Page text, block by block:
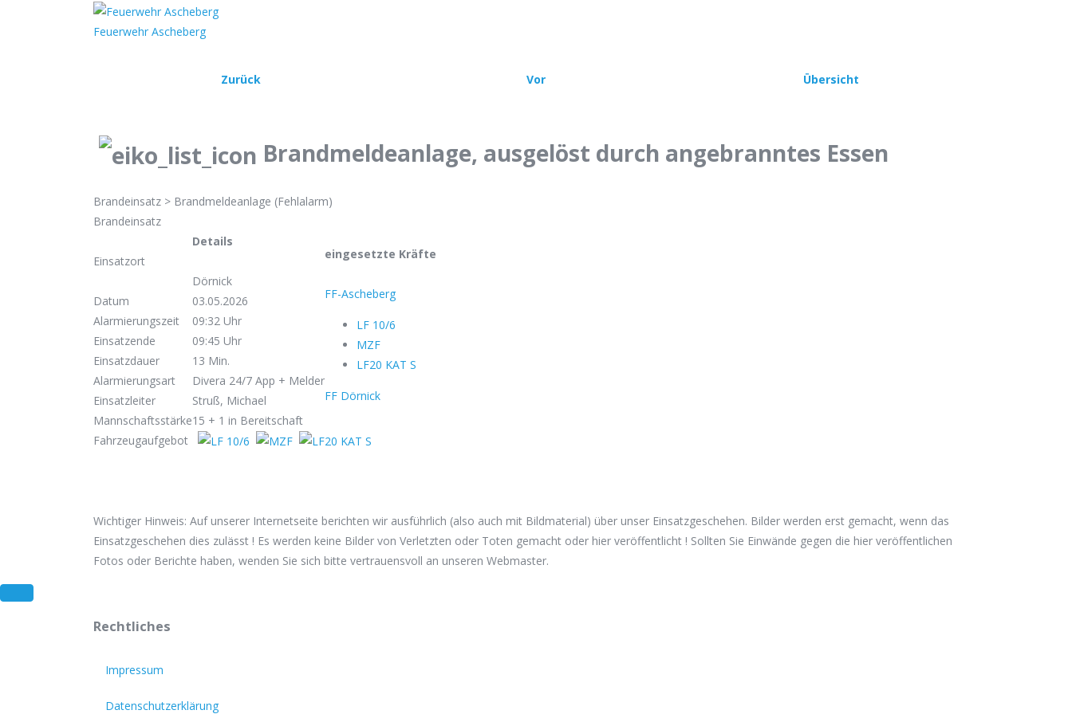
Feuerwehr Ascheberg
Zurück Vor Übersicht
Brandmeldeanlage, ausgelöst durch angebranntes Essen
Brandeinsatz > Brandmeldeanlage (Fehlalarm)
Brandeinsatz
Einsatzort
Details
Dörnick
Datum
03.05.2026
Alarmierungszeit
09:32 Uhr
Einsatzende
09:45 Uhr
Einsatzdauer
13 Min.
Alarmierungsart
Divera 24/7 App + Melder
Einsatzleiter
Struß, Michael
Mannschaftsstärke15 + 1 in Bereitschaft
eingesetzte Kräfte
FF-Ascheberg
LF 10/6
MZF
LF20 KAT S
FF Dörnick
Fahrzeugaufgebot
Wichtiger Hinweis: Auf unserer Internetseite berichten wir ausführlich (also auch mit Bildmaterial) über unser Einsatzgeschehen. Bilder werden erst gemacht, wenn das
Einsatzgeschehen dies zulässt ! Es werden keine Bilder von Verletzten oder Toten gemacht oder hier veröffentlicht ! Sollten Sie Einwände gegen die hier veröffentlichen
Fotos oder Berichte haben, wenden Sie sich bitte vertrauensvoll an unseren Webmaster.
Rechtliches
Impressum
Datenschutzerklärung